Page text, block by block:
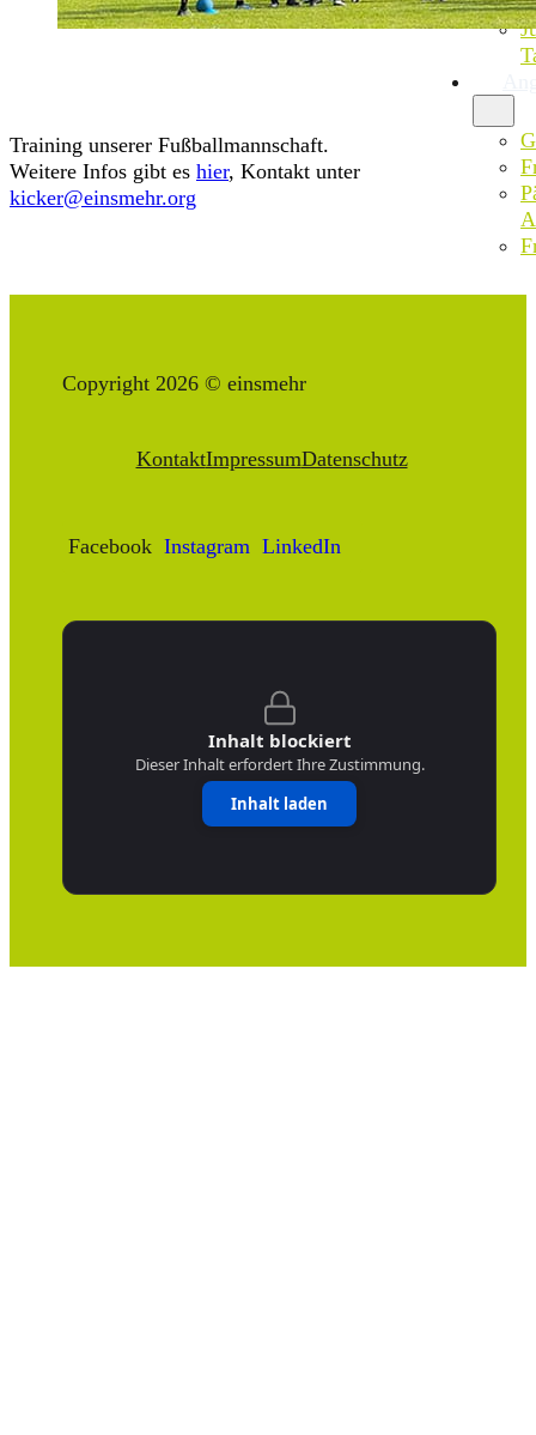
Training unserer Fußballmannschaft.
Weitere Infos gibt es hier, Kontakt unter
kicker@einsmehr.org
Copyright 2026 © einsmehr
KontaktImpressumDatenschutz
Facebook Instagram LinkedIn
Inhalt blockiert
Dieser Inhalt erfordert Ihre Zustimmung.
Inhalt laden